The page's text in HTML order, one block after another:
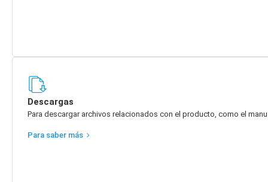
Descargas
Para descargar archivos relacionados con el producto, como el
Para saber más